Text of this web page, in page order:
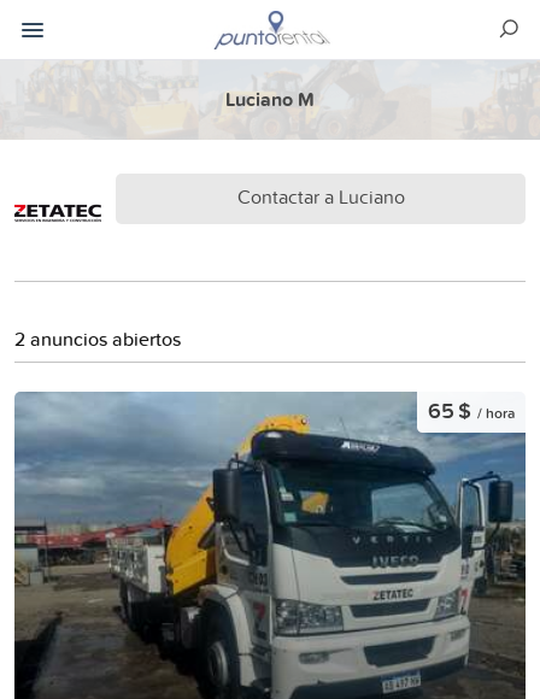
Luciano M
Contactar a Luciano
2 anuncios abiertos
65 $ / hora